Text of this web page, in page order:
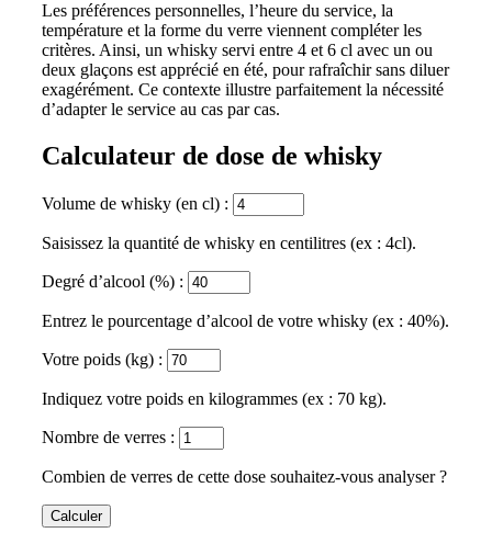
Les préférences personnelles, l’heure du service, la
température et la forme du verre viennent compléter les
critères. Ainsi, un whisky servi entre 4 et 6 cl avec un ou
deux glaçons est apprécié en été, pour rafraîchir sans diluer
exagérément. Ce contexte illustre parfaitement la nécessité
d’adapter le service au cas par cas.
Calculateur de dose de whisky
Volume de whisky (en cl) :
Saisissez la quantité de whisky en centilitres (ex : 4cl).
Degré d’alcool (%) :
Entrez le pourcentage d’alcool de votre whisky (ex : 40%).
Votre poids (kg) :
Indiquez votre poids en kilogrammes (ex : 70 kg).
Nombre de verres :
Combien de verres de cette dose souhaitez-vous analyser ?
Calculer